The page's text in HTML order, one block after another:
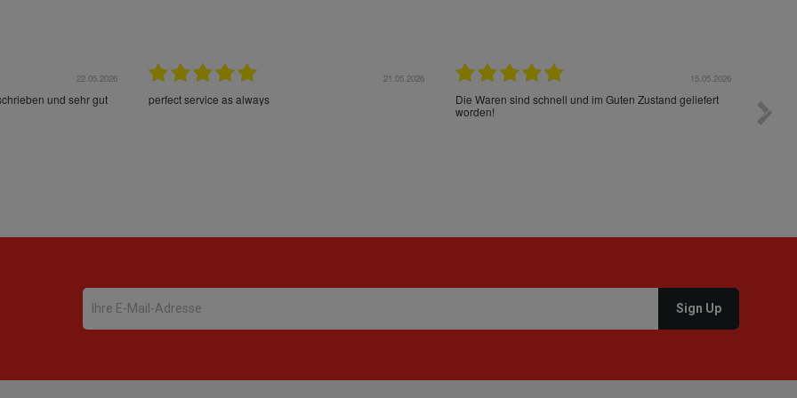
22.05.2026
und sehr gut
21.05.2026
perfect service as always
15.05.2026
Die Waren sind schnell und im Guten Zustand geliefert
worden!